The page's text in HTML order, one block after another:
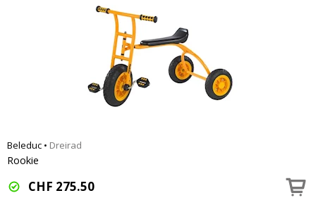
Beleduc • Dreirad
Rookie
CHF 275.50